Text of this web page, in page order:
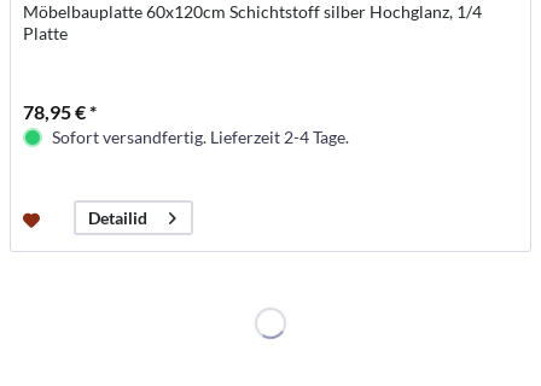
Möbelbauplatte 60x120cm Schichtstoff silber Hochglanz, 1/4
Platte
78,95 € *
Sofort versandfertig. Lieferzeit 2-4 Tage.
Detailid